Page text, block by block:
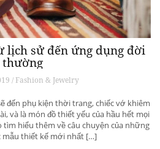
lịch sử đến ứng dụng đời
thường
/ Fashion & Jewelry
đến phụ kiện thời trang, chiếc vớ khiêm
và là món đồ thiết yếu của hầu hết mọi
tìm hiểu thêm về câu chuyện của những
mẫu thiết kế mới nhất […]